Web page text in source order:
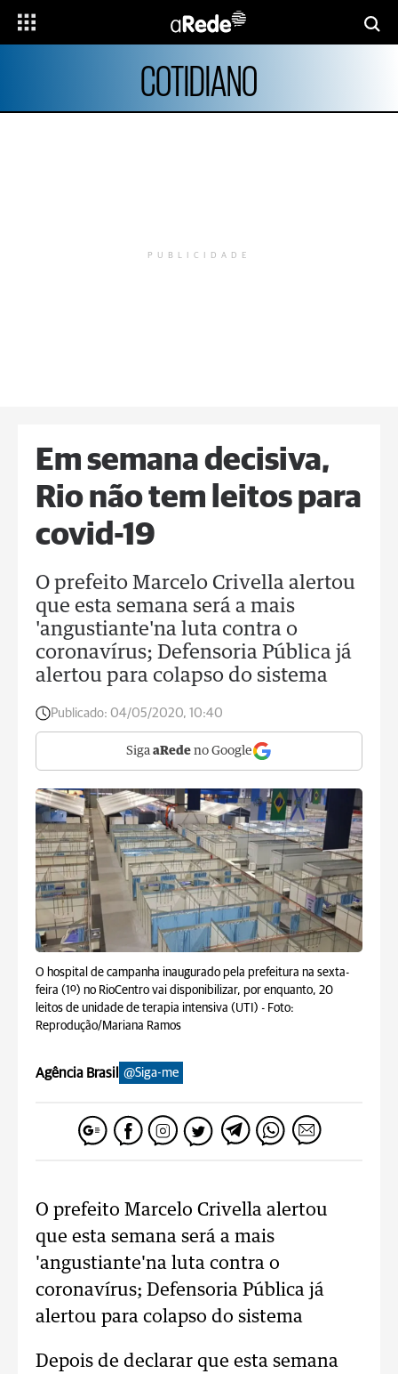
COTIDIANO
PUBLICIDADE
Em semana decisiva,
Rio não tem leitos para
covid-19
O prefeito Marcelo Crivella alertou
que esta semana será a mais
'angustiante'na luta contra o
coronavírus; Defensoria Pública já
alertou para colapso do sistema
Publicado: 04/05/2020, 10:40
Siga aRede no Google
O hospital de campanha inaugurado pela prefeitura na sexta-
feira (1º) no RioCentro vai disponibilizar, por enquanto, 20
leitos de unidade de terapia intensiva (UTI) - Foto:
Reprodução/Mariana Ramos
Agência Brasil @Siga-me
O prefeito Marcelo Crivella alertou
que esta semana será a mais
'angustiante'na luta contra o
coronavírus; Defensoria Pública já
alertou para colapso do sistema
Depois de declarar que esta semana